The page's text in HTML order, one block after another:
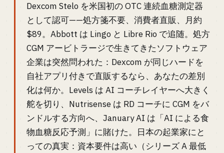
Dexcom Stelo を米国初の OTC 連続血糖測定器
として認可——処方箋不要、消費者直販、月約
$89。Abbott は Lingo と Libre Rio で追随。処方
CGM アービトラージで生きてきたソフトウェア
企業は突然問われた：Dexcom が同じハードを
自社アプリ付きで直販するなら、あなたの差別
化は何か。Levels は AI コーチレイヤーへ大きく
舵を切り、Nutrisense は RD コーチに CGM をバ
ンドルする方向へ、January AI は「AI による食
物血糖反応予測」に賭けた。日本の起業家にと
っての真実：資本要件は高い（シリーズ A 最低